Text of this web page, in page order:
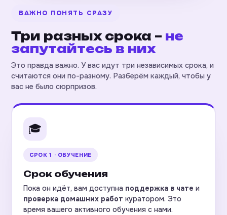
ВАЖНО ПОНЯТЬ СРАЗУ
Три разных срока – не
запутайтесь в них
Это правда важно. У вас идут три независимых срока, и
считаются они по-разному. Разберём каждый, чтобы у
вас не было сюрпризов.
🎓
СРОК 1 · ОБУЧЕНИЕ
Срок обучения
Пока он идёт, вам доступна поддержка в чате и
проверка домашних работ куратором. Это
время вашего активного обучения с нами.